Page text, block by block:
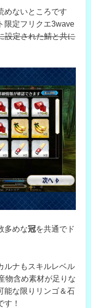
めないところです
限定フリクエ3wave
設定された鯖と共に
多めな冠を共通でド
ルナもスキルレベル
物含め素材が足りな
能な限りリンゴ＆石
！